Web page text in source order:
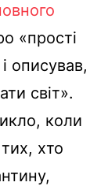
«прості
описував,
світ».
коли
хто